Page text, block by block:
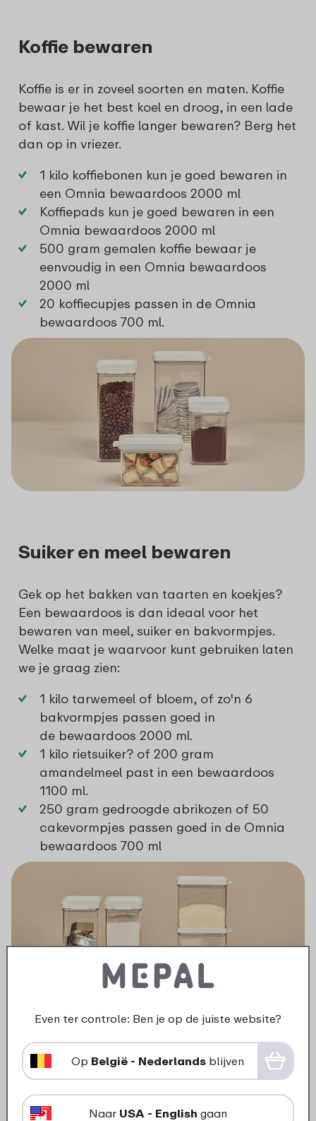
Koffie bewaren
Koffie is er in zoveel soorten en maten. Koffie
bewaar je het best koel en droog, in een lade
of kast. Wil je koffie langer bewaren? Berg het
dan op in vriezer.
1 kilo koffiebonen kun je goed bewaren in
een Omnia bewaardoos 2000 ml
Koffiepads kun je goed bewaren in een
Omnia bewaardoos 2000 ml
500 gram gemalen koffie bewaar je
eenvoudig in een Omnia bewaardoos
2000 ml
20 koffiecupjes passen in de Omnia
bewaardoos 700 ml.
Suiker en meel bewaren
Gek op het bakken van taarten en koekjes?
Een bewaardoos is dan ideaal voor het
bewaren van meel, suiker en bakvormpjes.
Welke maat je waarvoor kunt gebruiken laten
we je graag zien:
1 kilo tarwemeel of bloem, of zo'n 6
bakvormpjes passen goed in
de bewaardoos 2000 ml.
1 kilo rietsuiker? of 200 gram
amandelmeel past in een bewaardoos
1100 ml.
250 gram gedroogde abrikozen of 50
cakevormpjes passen goed in de Omnia
bewaardoos 700 ml
Muesli, cruesli of granola
bewaren
Even ter controle: Ben je op de juiste website?
Op België - Nederlands blijven
Naar USA - English gaan